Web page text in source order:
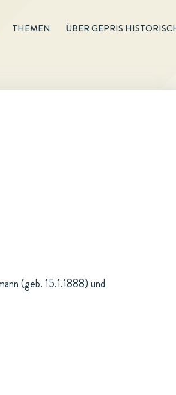
THEMEN ÜBER GEPRIS
(geb. 15.1.1888) und